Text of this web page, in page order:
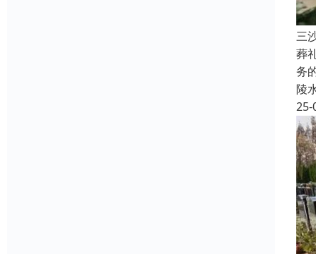
三
葬
务
陵
25-